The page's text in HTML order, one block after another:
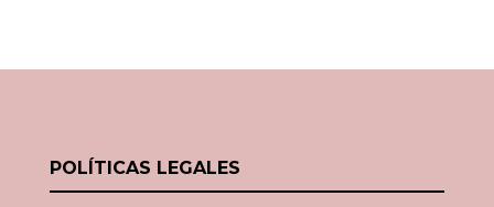
POLÍTICAS LEGALES